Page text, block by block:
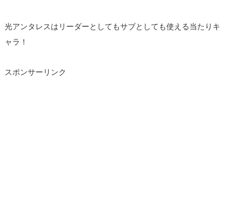
光アンタレスはリーダーとしてもサブとしても使える当たりキ
ャラ！
スポンサーリンク